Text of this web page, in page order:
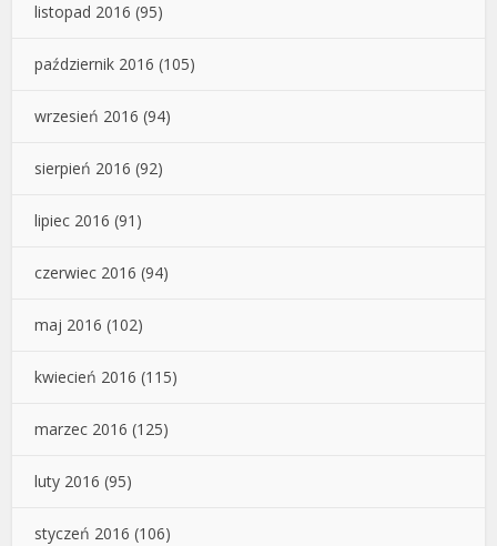
listopad 2016 (95)
październik 2016 (105)
wrzesień 2016 (94)
sierpień 2016 (92)
lipiec 2016 (91)
czerwiec 2016 (94)
maj 2016 (102)
kwiecień 2016 (115)
marzec 2016 (125)
luty 2016 (95)
styczeń 2016 (106)